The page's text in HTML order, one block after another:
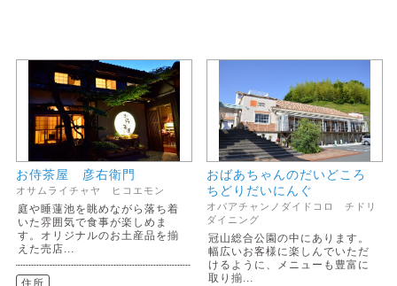
お侍茶屋 彦右衛門
オサムライチャヤ ヒコエモン
庭や睡蓮池を眺めながら落ち着
いた雰囲気で食事が楽しめま
す。オリジナルのお土産品を揃
えた売店...
住所
おばあちゃんのだいどころ
ちどりだいにんぐ
オバアチャンノダイドコロ チドリ
ダイニング
冠山総合公園の中にあります。
幅広いお客様に楽しんでいただ
けるように、メニューも豊富に
取り揃...